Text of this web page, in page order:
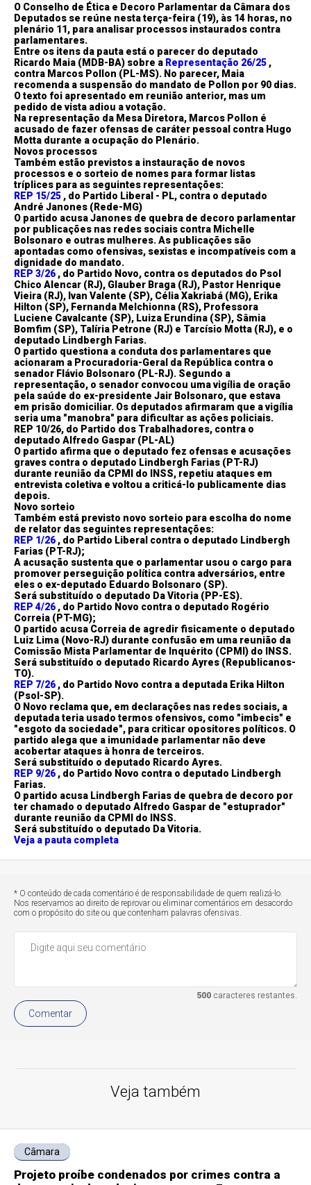
O Conselho de Ética e Decoro Parlamentar da Câmara dos
Deputados se reúne nesta terça-feira (19), às 14 horas, no
plenário 11, para analisar processos instaurados contra
parlamentares.
Entre os itens da pauta está o parecer do deputado
Ricardo Maia (MDB-BA) sobre a Representação 26/25 ,
contra Marcos Pollon (PL-MS). No parecer, Maia
recomenda a suspensão do mandato de Pollon por 90 dias.
O texto foi apresentado em reunião anterior, mas um
pedido de vista adiou a votação.
Na representação da Mesa Diretora, Marcos Pollon é
acusado de fazer ofensas de caráter pessoal contra Hugo
Motta durante a ocupação do Plenário.
Novos processos
Também estão previstos a instauração de novos
processos e o sorteio de nomes para formar listas
tríplices para as seguintes representações:
REP 15/25 , do Partido Liberal - PL, contra o deputado
André Janones (Rede-MG)
O partido acusa Janones de quebra de decoro parlamentar
por publicações nas redes sociais contra Michelle
Bolsonaro e outras mulheres. As publicações são
apontadas como ofensivas, sexistas e incompatíveis com a
dignidade do mandato.
REP 3/26 , do Partido Novo, contra os deputados do Psol
Chico Alencar (RJ), Glauber Braga (RJ), Pastor Henrique
Vieira (RJ), Ivan Valente (SP), Célia Xakriabá (MG), Erika
Hilton (SP), Fernanda Melchionna (RS), Professora
Luciene Cavalcante (SP), Luiza Erundina (SP), Sâmia
Bomfim (SP), Talíria Petrone (RJ) e Tarcísio Motta (RJ), e o
deputado Lindbergh Farias.
O partido questiona a conduta dos parlamentares que
acionaram a Procuradoria-Geral da República contra o
senador Flávio Bolsonaro (PL-RJ). Segundo a
representação, o senador convocou uma vigília de oração
pela saúde do ex-presidente Jair Bolsonaro, que estava
em prisão domiciliar. Os deputados afirmaram que a vigília
seria uma "manobra" para dificultar as ações policiais.
REP 10/26, do Partido dos Trabalhadores, contra o
deputado Alfredo Gaspar (PL-AL)
O partido afirma que o deputado fez ofensas e acusações
graves contra o deputado Lindbergh Farias (PT-RJ)
durante reunião da CPMI do INSS, repetiu ataques em
entrevista coletiva e voltou a criticá-lo publicamente dias
depois.
Novo sorteio
Também está previsto novo sorteio para escolha do nome
de relator das seguintes representações:
REP 1/26 , do Partido Liberal contra o deputado Lindbergh
Farias (PT-RJ);
A acusação sustenta que o parlamentar usou o cargo para
promover perseguição política contra adversários, entre
eles o ex-deputado Eduardo Bolsonaro (SP).
Será substituído o deputado Da Vitoria (PP-ES).
REP 4/26 , do Partido Novo contra o deputado Rogério
Correia (PT-MG);
O partido acusa Correia de agredir fisicamente o deputado
Luiz Lima (Novo-RJ) durante confusão em uma reunião da
Comissão Mista Parlamentar de Inquérito (CPMI) do INSS.
Será substituído o deputado Ricardo Ayres (Republicanos-
TO).
REP 7/26 , do Partido Novo contra a deputada Erika Hilton
(Psol-SP).
O Novo reclama que, em declarações nas redes sociais, a
deputada teria usado termos ofensivos, como "imbecis" e
"esgoto da sociedade", para criticar opositores políticos. O
partido alega que a imunidade parlamentar não deve
acobertar ataques à honra de terceiros.
Será substituído o deputado Ricardo Ayres.
REP 9/26 , do Partido Novo contra o deputado Lindbergh
Farias.
O partido acusa Lindbergh Farias de quebra de decoro por
ter chamado o deputado Alfredo Gaspar de "estuprador"
durante reunião da CPMI do INSS.
Será substituído o deputado Da Vitoria.
Veja a pauta completa
* O conteúdo de cada comentário é de responsabilidade de quem realizá-lo.
Nos reservamos ao direito de reprovar ou eliminar comentários em desacordo
com o propósito do site ou que contenham palavras ofensivas.
500caracteres restantes.
Comentar
Veja também
Câmara
Projeto proíbe condenados por crimes contra a